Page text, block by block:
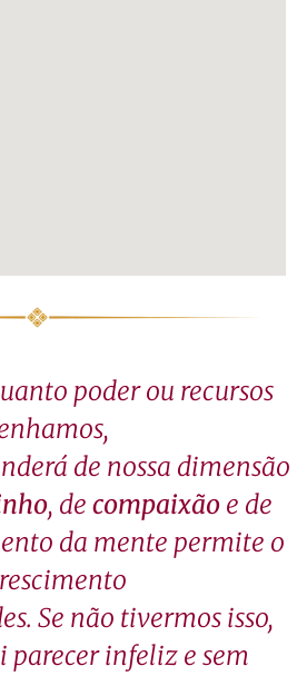
poder ou recursos
de nossa dimensão
, de compaixão e de
da mente permite o
Se não tivermos isso,
parecer infeliz e sem